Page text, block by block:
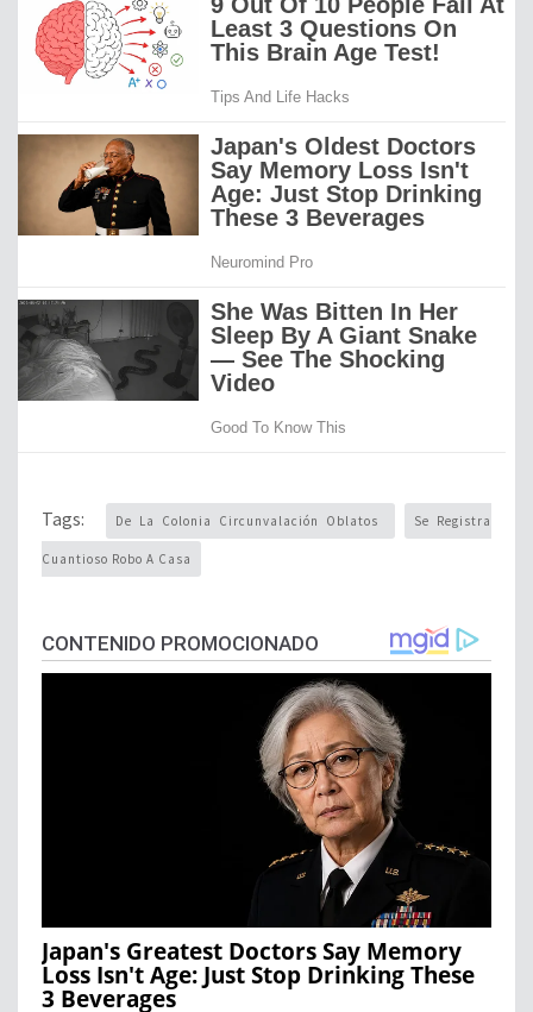
Tags: De La Colonia Circunvalación Oblatos Se Registra
Cuantioso Robo A Casa
CONTENIDO PROMOCIONADO
Japan's Greatest Doctors Say Memory
Loss Isn't Age: Just Stop Drinking These
3 Beverages